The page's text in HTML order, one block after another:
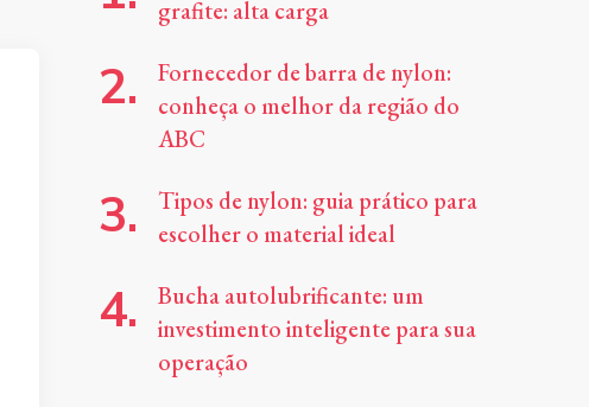
grafite: alta carga
Fornecedor de barra de nylon:
conheça o melhor da região do
ABC
Tipos de nylon: guia prático para
escolher o material ideal
Bucha autolubrificante: um
investimento inteligente para sua
operação